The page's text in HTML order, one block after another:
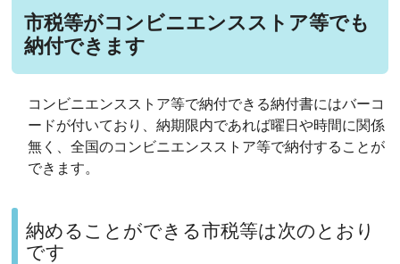
市税等がコンビニエンスストア等でも
納付できます
コンビニエンスストア等で納付できる納付書にはバーコ
ードが付いており、納期限内であれば曜日や時間に関係
無く、全国のコンビニエンスストア等で納付することが
できます。
納めることができる市税等は次のとおり
です